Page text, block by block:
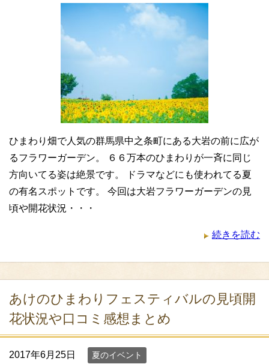
ひまわり畑で人気の群馬県中之条町にある大岩の前に広が
るフラワーガーデン。 ６６万本のひまわりが一斉に同じ
方向いてる姿は絶景です。 ドラマなどにも使われてる夏
の有名スポットです。 今回は大岩フラワーガーデンの見
頃や開花状況・・・
続きを読む
あけのひまわりフェスティバルの見頃開
花状況や口コミ感想まとめ
2017年6月25日 夏のイベント